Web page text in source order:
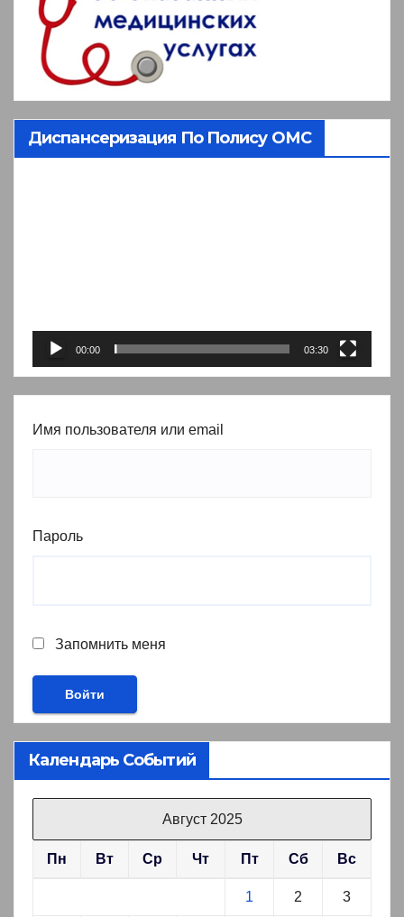
Диспансеризация По Полису ОМС
00:00 03:30
Имя пользователя или email
Пароль
Запомнить меня
Календарь Событий
Август 2025
Пн Вт Ср Чт Пт Сб Вс
1 2 3